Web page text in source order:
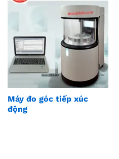
Máy đo góc tiếp xúc
động